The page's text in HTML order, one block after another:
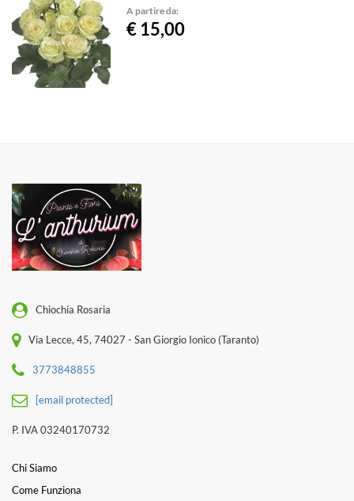
A partire da:
€ 15,00
Chiochia Rosaria
Via Lecce, 45, 74027 - San Giorgio Ionico (Taranto)
3773848855
[email protected]
P. IVA 03240170732
Chi Siamo
Come Funziona